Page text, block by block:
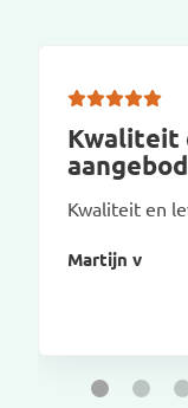
Kwaliteit
Kwaliteit en
Martijn v